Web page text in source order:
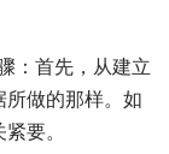
：首先，从建立
做的那样。如
要。